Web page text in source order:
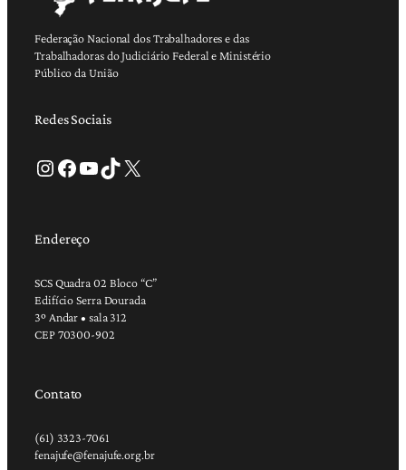
Federação Nacional dos Trabalhadores e das
Trabalhadoras do Judiciário Federal e Ministério
Público da União
Redes Sociais
Instagram Facebook Youtube TikTok X
Endereço
SCS Quadra 02 Bloco “C”
Edifício Serra Dourada
3º Andar • sala 312
CEP 70300-902
Contato
(61) 3323-7061
fenajufe@fenajufe.org.br